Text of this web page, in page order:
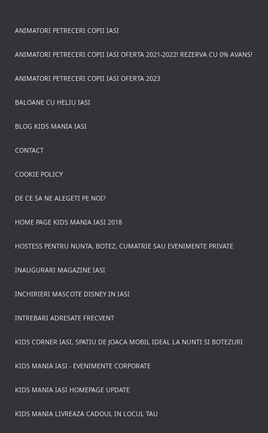
ANIMATORI PETRECERI COPII IASI
ANIMATORI PETRECERI COPII IASI OFERTA 2021-2022! REZERVA CU 0% AVANS!
ANIMATORI PETRECERI COPII IASI OFERTA 2023
BALOANE CU HELIU IASI
BLOG KIDS MANIA IASI
CONTACT
COOKIE POLICY
DE CE SA NE ALEGETI PE NOI?
HOME PAGE KIDS MANIA IASI 2018
HOSTESS PENTRU NUNTA, BOTEZ, CUMATRIE SAU EVENIMENTE PRIVATE
INAUGURARI MAGAZINE IASI
INCHIRIERI MASCOTE DISNEY IN IASI
INTREBARI ADRESATE FRECVENT
KIDS CORNER IASI, SPATIU DE JOACA MOBIL IDEAL LA NUNTI SI BOTEZURI
KIDS MANIA IASI - EVENIMENTE CORPORATE
KIDS MANIA IASI HOMEPAGE UPDATE
KIDS MANIA LIVREAZA CADOUL IN LOCUL TAU